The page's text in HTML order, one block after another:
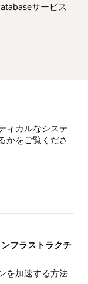
サービス
ィカルなシステ
かをご覧くださ
フラストラクチ
を加速する方法